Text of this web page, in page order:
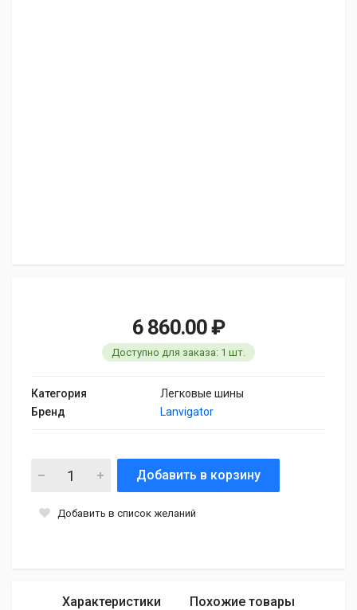
6 860.00 ₽
Доступно для заказа: 1 шт.
Категория
Легковые шины
Бренд
Lanvigator
Добавить в корзину
Добавить в список желаний
Характеристики Похожие товары